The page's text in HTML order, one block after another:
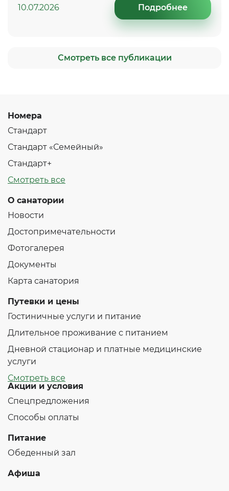
10.07.2026 Подробнее
Смотреть все публикации
Номера
Стандарт
Стандарт «Семейный»
Стандарт+
Смотреть все
О санатории
Новости
Достопримечательности
Фотогалерея
Документы
Карта санатория
Путевки и цены
Гостиничные услуги и питание
Длительное проживание с питанием
Дневной стационар и платные медицинские
услуги
Смотреть все
Акции и условия
Спецпредложения
Способы оплаты
Питание
Обеденный зал
Афиша